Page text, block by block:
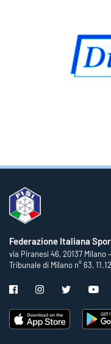
Federazione Italiana
via Piranesi 46, 20137 Milano
Tribunale di Milano n° 63,